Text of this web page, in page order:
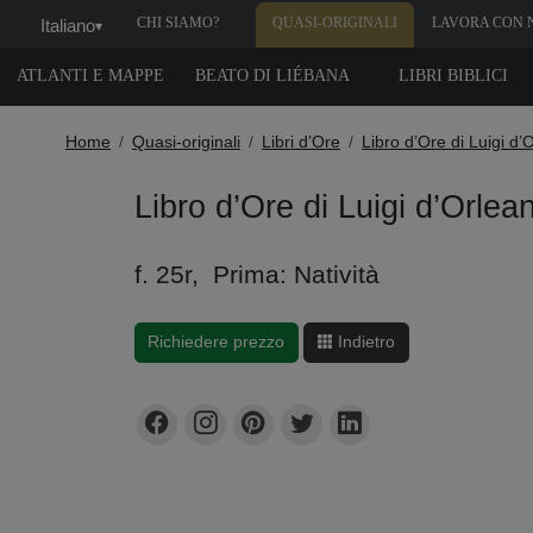
Italiano▾ CHI SIAMO? QUASI-ORIGINALI LAVORA CON
ATLANTI E MAPPE BEATO DI LIÉBANA LIBRI BIBLICI
Home Quasi-originali Libri d’Ore Libro d’Ore di Luigi
Libro d’Ore di Luigi
f. 25r, Prima: Natività
Richiedere prezzo Indietro